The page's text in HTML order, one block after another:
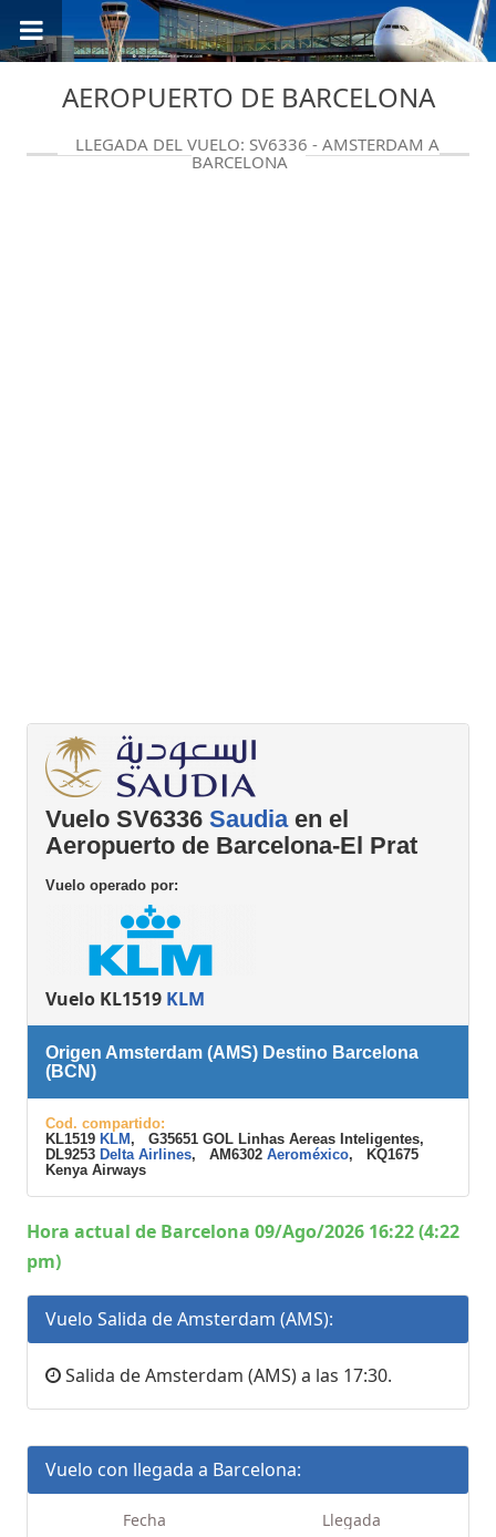
AEROPUERTO DE BARCELONA
LLEGADA DEL VUELO: SV6336 - AMSTERDAM A
BARCELONA
Vuelo SV6336 Saudiaen el
Aeropuerto de Barcelona-El Prat
Vuelo operado por:
Vuelo KL1519 KLM
Origen Amsterdam (AMS) Destino Barcelona
(BCN)
Cod. compartido:
KL1519 KLM, G35651 GOL Linhas Aereas Inteligentes,
DL9253 Delta Airlines, AM6302 Aeroméxico, KQ1675
Kenya Airways
Hora actual de Barcelona 09/Ago/2026 16:22 (4:22
pm)
Vuelo Salida de Amsterdam (AMS):
Salida de Amsterdam (AMS) a las 17:30.
Vuelo con llegada a Barcelona:
Fecha Llegada